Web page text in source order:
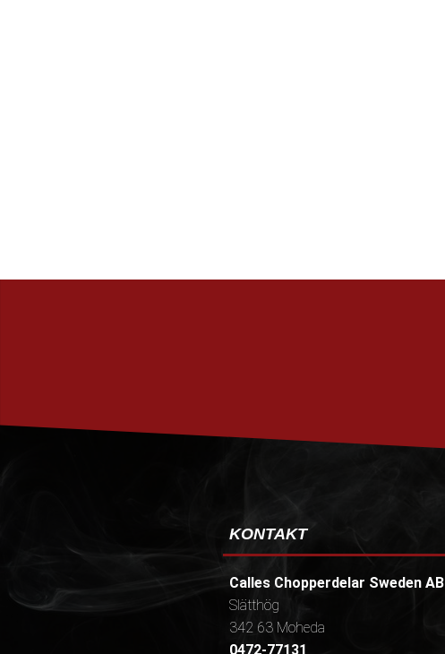
KONTAKT
Calles Chopperdelar Sweden AB
Slätthög
342 63 Moheda
0472-77131